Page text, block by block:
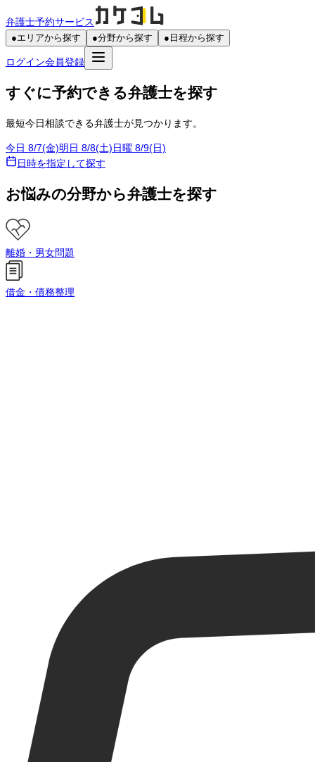
弁護士予約サービス
●エリアから探す ●分野から探す ● 日程から探す
ログイン会員登録
すぐに予約できる弁護士を探す
最短今日相談できる弁護士が見つかります。
今日 8/7(金)明日 8/8(土)日曜 8/9(日)
日時を指定して探す
お悩みの分野から弁護士を探す
離婚・男女問題
借金・債務整理